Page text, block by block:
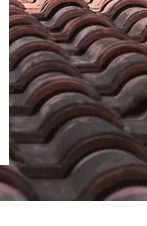
De vrai
de réparation toiture
La réparation de toiture n’est pas
intervention qui nécessite
; c’est pour cela qu’il est préférable
comme Brun renovation pour
réparation toiture dans la ville
Avec notre entreprise de
réparation toiture Angoustrine
pas à vous en faire car ce sont de
compétents qui pourront répondre
tous vos projets de réparation
Escaldes 66760.